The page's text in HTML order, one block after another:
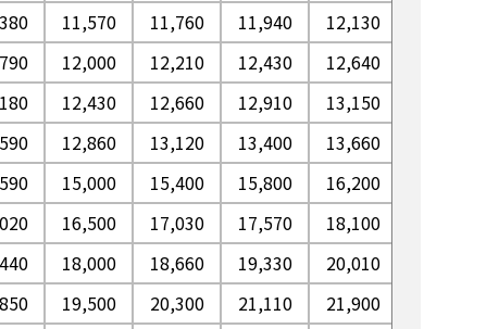
11,570 11,760 11,940 12,130
12,000 12,210 12,430 12,640
12,430 12,660 12,910 13,150
12,860 13,120 13,400 13,660
15,000 15,400 15,800 16,200
16,500 17,030 17,570 18,100
18,000 18,660 19,330 20,010
19,500 20,300 21,110 21,900